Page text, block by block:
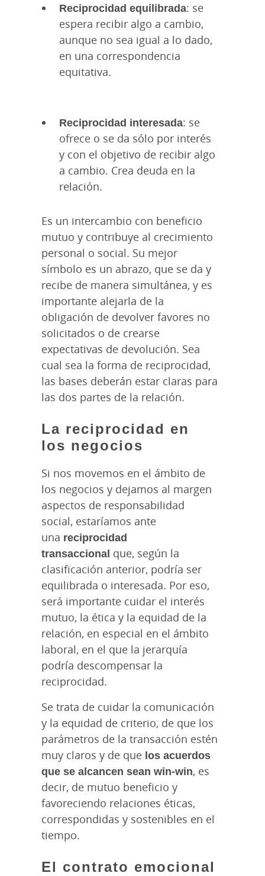
Reciprocidad equilibrada: se
espera recibir algo a cambio,
aunque no sea igual a lo dado,
en una correspondencia
equitativa.
Reciprocidad interesada: se
ofrece o se da sólo por interés
y con el objetivo de recibir algo
a cambio. Crea deuda en la
relación.
Es un intercambio con beneficio
mutuo y contribuye al crecimiento
personal o social. Su mejor
símbolo es un abrazo, que se da y
recibe de manera simultánea, y es
importante alejarla de la
obligación de devolver favores no
solicitados o de crearse
expectativas de devolución. Sea
cual sea la forma de reciprocidad,
las bases deberán estar claras para
las dos partes de la relación.
La reciprocidad en
los negocios
Si nos movemos en el ámbito de
los negocios y dejamos al margen
aspectos de responsabilidad
social, estaríamos ante
una reciprocidad
transaccional que, según la
clasificación anterior, podría ser
equilibrada o interesada. Por eso,
será importante cuidar el interés
mutuo, la ética y la equidad de la
relación, en especial en el ámbito
laboral, en el que la jerarquía
podría descompensar la
reciprocidad.
Se trata de cuidar la comunicación
y la equidad de criterio, de que los
parámetros de la transacción estén
muy claros y de que los acuerdos
que se alcancen sean win-win, es
decir, de mutuo beneficio y
favoreciendo relaciones éticas,
correspondidas y sostenibles en el
tiempo.
El contrato emocional